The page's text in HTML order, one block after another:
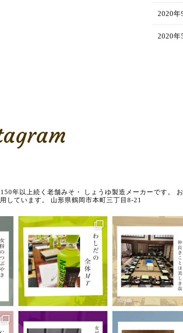
2020年
2020年
年以上続く老舗みそ・ しょうゆ製造メーカーです。
しています。 山形県鶴岡市本町三丁目8-21